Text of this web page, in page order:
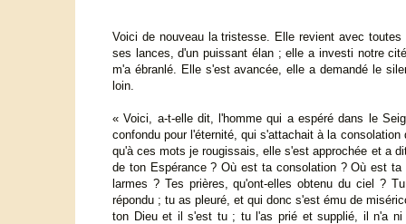
Voici de nouveau la tristesse. Elle revient avec
ses lances, d'un puissant élan ; elle a investi notre
m'a ébranlé. Elle s'est avancée, elle a demandé le
loin.
« Voici, a-t-elle dit, l'homme qui a espéré dans le
confondu pour l'éternité, qui s'attachait à la
qu'à ces mots je rougissais, elle s'est approchée et a
de ton Espérance ? Où est ta consolation ? Où est ta
larmes ? Tes prières, qu'ont-elles obtenu du ciel ?
répondu ; tu as pleuré, et qui donc s'est ému de
ton Dieu et il s'est tu ; tu l'as prié et supplié, il n'a ni